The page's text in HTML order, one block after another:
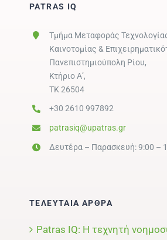
PATRAS IQ
Τμήμα Μεταφοράς
Καινοτομίας &
Πανεπιστημιούπολη Ρίου,
Κτήριο Α’,
ΤΚ 26504
+30 2610 997892
patrasiq@upatras.gr
Δευτέρα – Παρασκευή: 9:00 –
ΤΕΛΕΥΤΑΙΑ ΑΡΘΡΑ
Patras IQ: Η τεχνητή